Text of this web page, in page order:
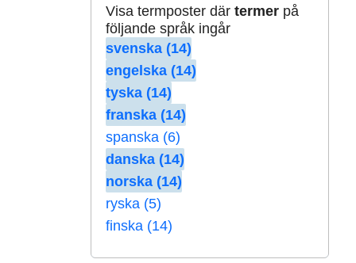
Visa termposter där termerpå
följande språk ingår
svenska (14)
engelska (14)
tyska (14)
franska (14)
spanska (6)
danska (14)
norska (14)
ryska (5)
finska (14)